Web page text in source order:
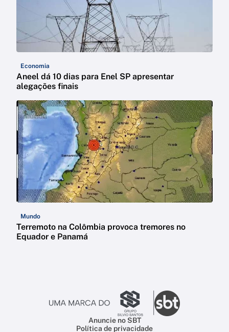
Economia
Aneel dá 10 dias para Enel SP apresentar
alegações finais
Mundo
Terremoto na Colômbia provoca tremores no
Equador e Panamá
Anuncie no SBT
Política de privacidade